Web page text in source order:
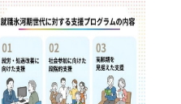
も上がらず海外が成長